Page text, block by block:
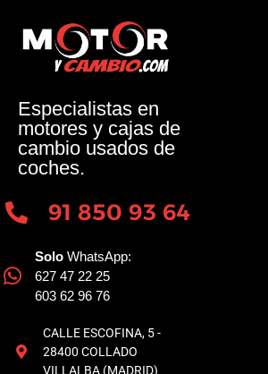
Especialistas en
motores y cajas de
cambio usados de
coches.
91 850 93 64
Solo WhatsApp:
627 47 22 25
603 62 96 76
CALLE ESCOFINA, 5 -
28400 COLLADO
VILLALBA (MADRID)